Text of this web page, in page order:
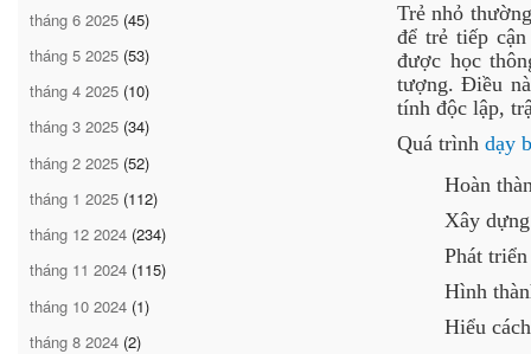
tháng 6 2025 (45)
tháng 5 2025 (53)
tháng 4 2025 (10)
tháng 3 2025 (34)
tháng 2 2025 (52)
tháng 1 2025 (112)
tháng 12 2024 (234)
tháng 11 2024 (115)
tháng 10 2024 (1)
tháng 8 2024 (2)
Trẻ nhỏ
để trẻ tiếp
được học
tượng. Điều
tính độc lập,
Quá trình dạy
Hoàn
Xây
Phát
Hình
Hiểu